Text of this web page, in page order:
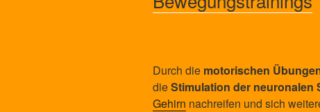
Durch die motorischen
dieStimulation der neuronalen
Gehirn nachreifen und sich